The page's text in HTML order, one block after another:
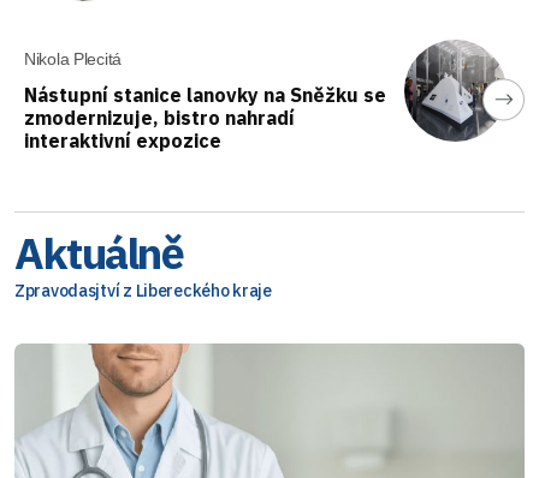
Nikola Plecitá
Nástupní stanice lanovky na Sněžku se
zmodernizuje, bistro nahradí
interaktivní expozice
Aktuálně
Zpravodasjtví z Libereckého kraje